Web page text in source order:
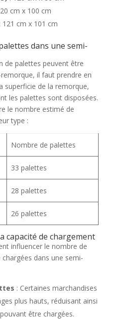
cm x 100 cm
: 121 cm x 101 cm
dans une semi-
de palettes peuvent être
il faut prendre en
superficie de la remorque,
les palettes sont disposées.
le nombre estimé de
type :
Nombre de palettes
33 palettes
28 palettes
26 palettes
capacité de chargement
influencer le nombre de
dans une semi-
: Certaines marchandises
plus hauts, réduisant ainsi
être chargées.